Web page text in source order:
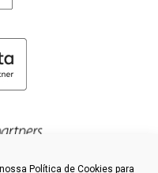
Política de Cookies para